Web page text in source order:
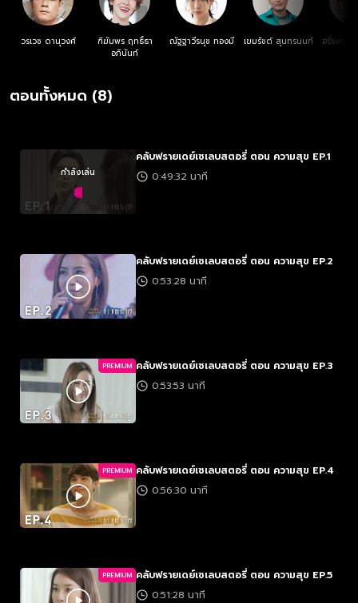
วรเวช ดานุวงศ์
ฑิฆัมพร ฤทธิ์ธา
อภินันท์
ณัฐฐาวีรนุช ทองมี เขมรัชต์ สุนทรนนท์ อรัชพร โ
ตอนทั้งหมด (8)
กำลังเล่น
คลับฟรายเดย์เซเลบสตอรี่ ตอน ความสุข EP.1
0:49:32 นาที
คลับฟรายเดย์เซเลบสตอรี่ ตอน ความสุข EP.2
0:53:28 นาที
PREMIUM คลับฟรายเดย์เซเลบสตอรี่ ตอน ความสุข EP.3
0:53:53 นาที
PREMIUM คลับฟรายเดย์เซเลบสตอรี่ ตอน ความสุข EP.4
0:56:30 นาที
PREMIUM คลับฟรายเดย์เซเลบสตอรี่ ตอน ความสุข EP.5
0:51:28 นาที